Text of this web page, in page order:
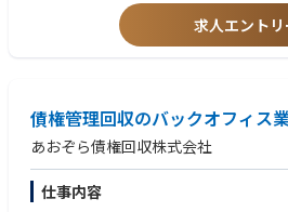
求人エントリ
債権管理回収のバックオフィス
あおぞら債権回収株式会社
仕事内容